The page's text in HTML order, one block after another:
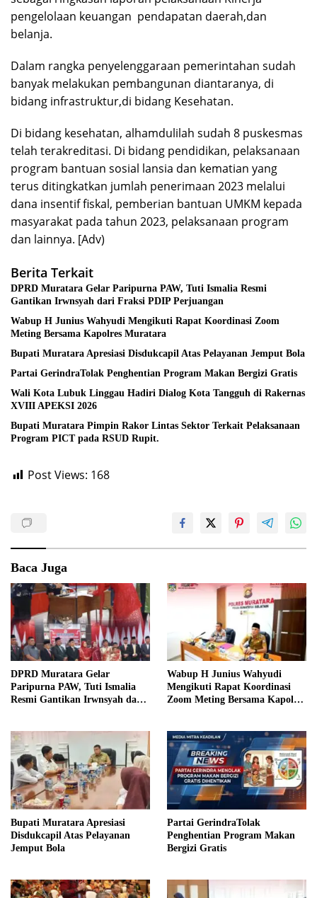
pengelolaan keuangan pendapatan daerah,dan
belanja.
Dalam rangka penyelenggaraan pemerintahan sudah
banyak melakukan pembangunan diantaranya, di
bidang infrastruktur,di bidang Kesehatan.
Di bidang kesehatan, alhamdulilah sudah 8 puskesmas
telah terakreditasi. Di bidang pendidikan, pelaksanaan
program bantuan sosial lansia dan kematian yang
terus ditingkatkan jumlah penerimaan 2023 melalui
dana insentif fiskal, pemberian bantuan UMKM kepada
masyarakat pada tahun 2023, pelaksanaan program
dan lainnya. [Adv)
Berita Terkait
DPRD Muratara Gelar Paripurna PAW, Tuti Ismalia Resmi
Gantikan Irwnsyah dari Fraksi PDIP Perjuangan
Wabup H Junius Wahyudi Mengikuti Rapat Koordinasi Zoom
Meting Bersama Kapolres Muratara
Bupati Muratara Apresiasi Disdukcapil Atas Pelayanan Jemput Bola
Partai GerindraTolak Penghentian Program Makan Bergizi Gratis
Wali Kota Lubuk Linggau Hadiri Dialog Kota Tangguh di Rakernas
XVIII APEKSI 2026
Bupati Muratara Pimpin Rakor Lintas Sektor Terkait Pelaksanaan
Program PICT pada RSUD Rupit.
Post Views: 168
Baca Juga
DPRD Muratara Gelar
Paripurna PAW, Tuti Ismalia
Resmi Gantikan Irwnsyah dari
Wabup H Junius Wahyudi
Mengikuti Rapat Koordinasi
Zoom Meting Bersama Kapolres
Bupati Muratara Apresiasi
Disdukcapil Atas Pelayanan
Jemput Bola
Partai GerindraTolak
Penghentian Program Makan
Bergizi Gratis